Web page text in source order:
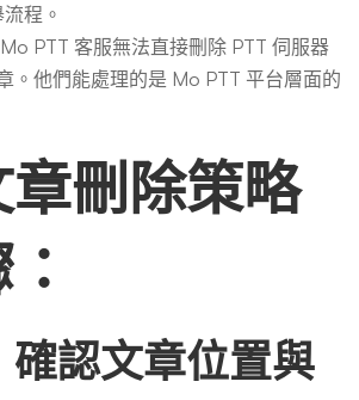
程。
Mo PTT 客服無法直接刪除 PTT 伺服器
。他們能處理的是 Mo PTT 平台層面的
刪除策略
確認文章位置與